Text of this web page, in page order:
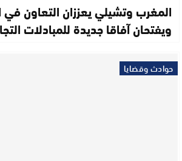
المغرب وتشيلي يعززان التعاون في
ويفتحان آفاقا جديدة للمبادلات
حوادث وقضايا